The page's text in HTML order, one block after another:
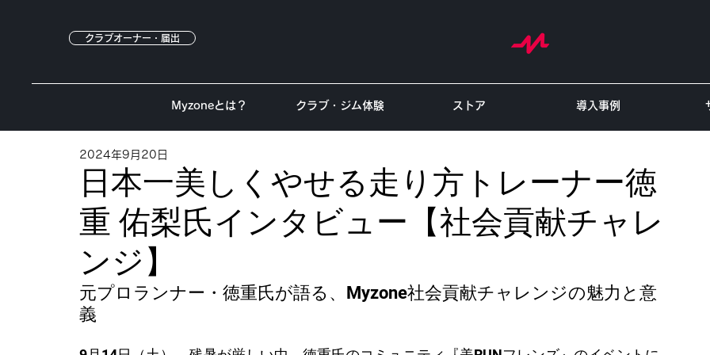
クラブオーナー・届出
Myzoneとは？ クラブ・ジム体験 ストア 導入事例
日本一美しくやせる走り方トレーナー徳
重 佑梨氏インタビュー【社会貢献チャレ
ンジ】
2024年9月20日
元プロランナー・徳重氏が語る、Myzone社会貢献チャレンジの魅力と意
義